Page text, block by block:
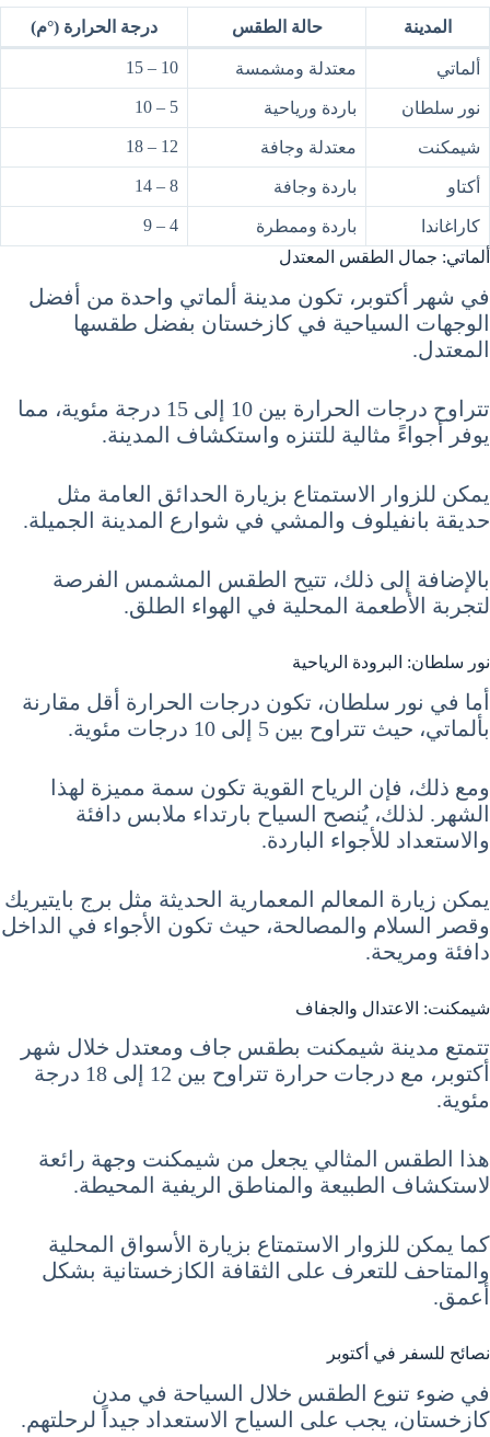
المدينة حالة الطقس درجة الحرارة (°م)
ألماتي معتدلة ومشمسة 10 – 15
نور سلطان باردة ورياحية 5 – 10
شيمكنت معتدلة وجافة 12 – 18
أكتاو باردة وجافة 8 – 14
كاراغاندا باردة وممطرة
4 – 9
ألماتي: جمال الطقس المعتدل
في شهر أكتوبر، تكون مدينة ألماتي واحدة من أفضل
الوجهات السياحية في كازخستان بفضل طقسها
المعتدل.
تتراوح درجات الحرارة بين 10 إلى 15 درجة مئوية، مما
يوفر أجواءً مثالية للتنزه واستكشاف المدينة.
يمكن للزوار الاستمتاع بزيارة الحدائق العامة مثل
حديقة بانفيلوف والمشي في شوارع المدينة الجميلة.
بالإضافة إلى ذلك، تتيح الطقس المشمس الفرصة
لتجربة الأطعمة المحلية في الهواء الطلق.
نور سلطان: البرودة الرياحية
أما في نور سلطان، تكون درجات الحرارة أقل مقارنة
بألماتي، حيث تتراوح بين 5 إلى 10 درجات مئوية.
ومع ذلك، فإن الرياح القوية تكون سمة مميزة لهذا
الشهر. لذلك، يُنصح السياح بارتداء ملابس دافئة
والاستعداد للأجواء الباردة.
يمكن زيارة المعالم المعمارية الحديثة مثل برج بايتيريك
وقصر السلام والمصالحة، حيث تكون الأجواء في الداخل
دافئة ومريحة.
شيمكنت: الاعتدال والجفاف
تتمتع مدينة شيمكنت بطقس جاف ومعتدل خلال شهر
أكتوبر، مع درجات حرارة تتراوح بين 12 إلى 18 درجة
مئوية.
هذا الطقس المثالي يجعل من شيمكنت وجهة رائعة
لاستكشاف الطبيعة والمناطق الريفية المحيطة.
كما يمكن للزوار الاستمتاع بزيارة الأسواق المحلية
والمتاحف للتعرف على الثقافة الكازخستانية بشكل
أعمق.
نصائح للسفر في أكتوبر
في ضوء تنوع الطقس خلال السياحة في مدن
كازخستان، يجب على السياح الاستعداد جيداً لرحلتهم.